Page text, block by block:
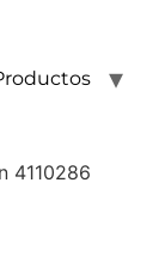
4110286